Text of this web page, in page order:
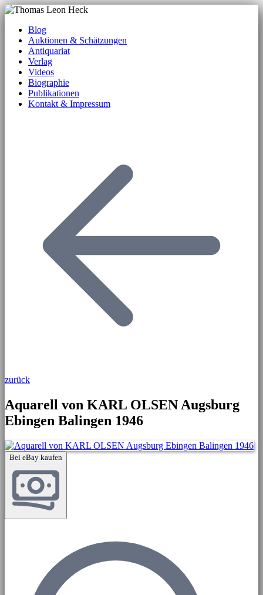
Blog
Auktionen & Schätzungen
Antiquariat
Verlag
Videos
Biographie
Publikationen
Kontakt & Impressum
zurück
Aquarell von KARL OLSEN Augsburg
Ebingen Balingen 1946
Bei eBay kaufen